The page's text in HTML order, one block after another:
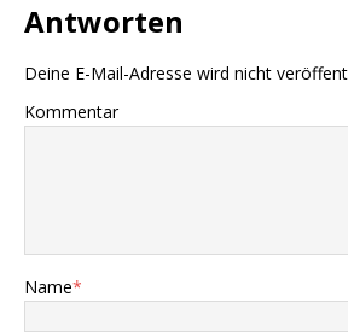
Antworten
Deine E-Mail-Adresse wird nicht
Kommentar
Name*